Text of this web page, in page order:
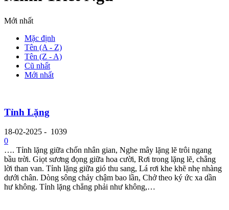
Mới nhất
Mặc định
Tên (A - Z)
Tên (Z - A)
Cũ nhất
Mới nhất
Tỉnh Lặng
18-02-2025 - 1039
0
…. Tỉnh lặng giữa chốn nhân gian, Nghe mây lặng lẽ trôi ngang
bầu trời. Giọt sương đọng giữa hoa cười, Rơi trong lặng lẽ, chẳng
lời than van. Tỉnh lặng giữa gió thu sang, Lá rơi khe khẽ nhẹ nhàng
dưới chân. Dòng sông chảy chậm bao lần, Chở theo ký ức xa dần
hư không. Tỉnh lặng chẳng phải như không,…